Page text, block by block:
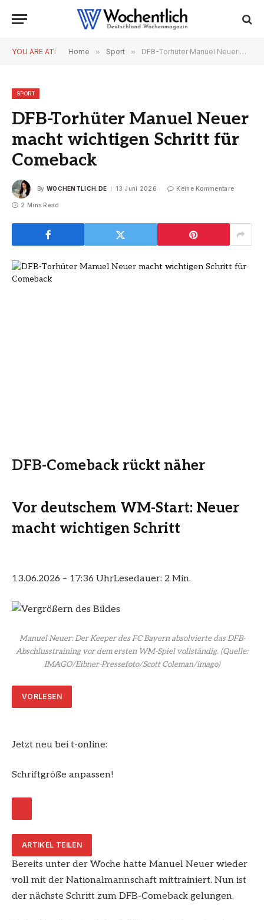
YOU ARE AT: Home » Sport » DFB-Torhüter Manuel Neuer macht wichtigen Schritt für Comeback
SPORT
DFB-Torhüter Manuel Neuer
macht wichtigen Schritt für
Comeback
By WOCHENTLICH.DE 13 Juni 2026 Keine Kommentare
2 Mins Read
DFB-Comeback rückt näher
Vor deutschem WM-Start: Neuer
macht wichtigen Schritt
13.06.2026 – 17:36 UhrLesedauer: 2 Min.
Manuel Neuer: Der Keeper des FC Bayern absolvierte das DFB-
Abschlusstraining vor dem ersten WM-Spiel vollständig. (Quelle:
IMAGO/Eibner-Pressefoto/Scott Coleman/imago)
VORLESEN
Jetzt neu bei t-online:
Schriftgröße anpassen!
ARTIKEL TEILEN
Bereits unter der Woche hatte Manuel Neuer wieder
voll mit der Nationalmannschaft mittrainiert. Nun ist
der nächste Schritt zum DFB-Comeback gelungen.